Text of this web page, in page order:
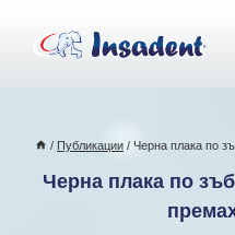
съдържанието
/ Публикации / Черна плака по
Черна плака по